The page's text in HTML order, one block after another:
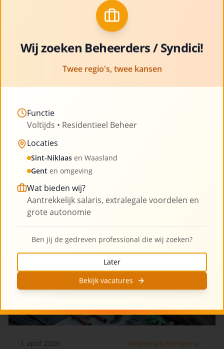
met ruimte voor professionele groei en
ontwikkeling
Bekijk vacatures
Lees onze laatste artikelen en blijf op de hoogte
van nieuws uit de sector
1 april 2026 Wetgeving & Regelgeving
Wij zoeken Beheerders / Syndici!
Twee regio's, twee kansen
Functie
Voltijds • Residentieel Beheer
Locaties
Sint-Niklaas en Waasland
Gent en omgeving
Wat bieden wij?
Aantrekkelijk salaris, extralegale voordelen en
grote autonomie
Ben jij de gedreven professional die wij zoeken?
Later
Bekijk vacatures